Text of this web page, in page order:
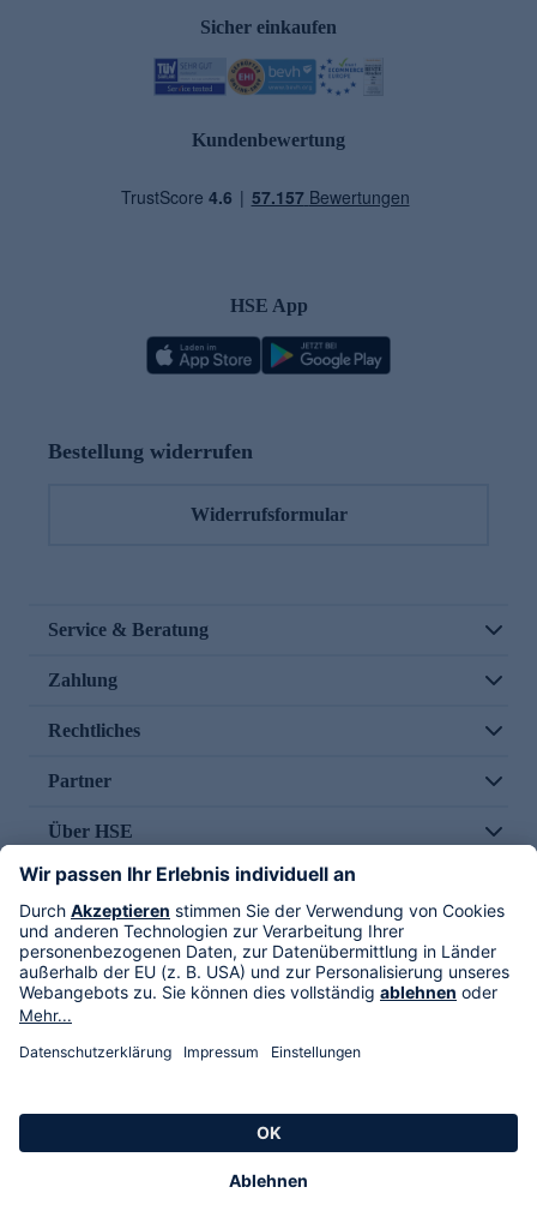
Sicher einkaufen
Kundenbewertung
HSE App
Bestellung widerrufen
Widerrufsformular
Service & Beratung
Zahlung
Rechtliches
Partner
Über HSE
Im TV
HSE International